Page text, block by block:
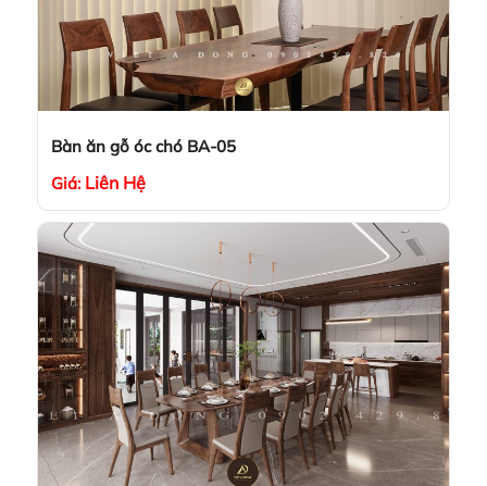
Bàn ăn gỗ óc chó BA-05
Giá: Liên Hệ